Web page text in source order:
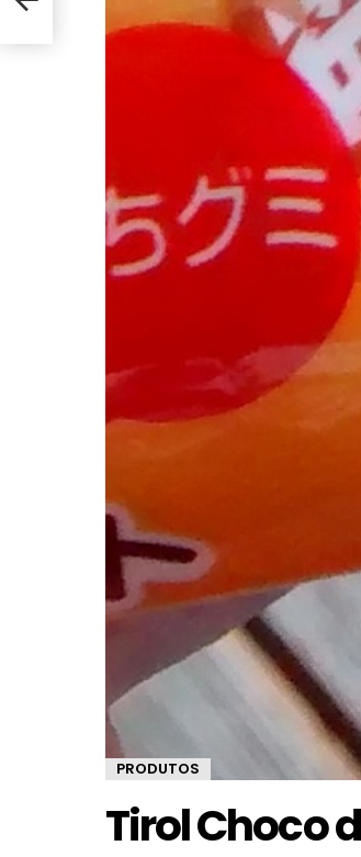
PRODUTOS
Tirol Choco